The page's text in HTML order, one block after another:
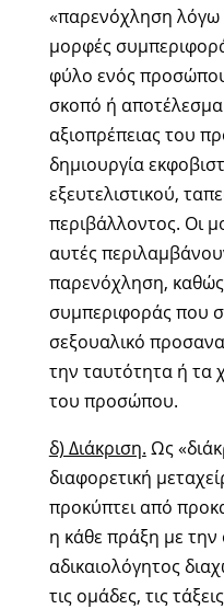
«παρενόχληση λόγω
μορφές
φύλο ενός
σκοπό ή
αξιοπρέπειας του
δημιουργία
εξευτελιστικού,
περιβάλλοντος. Οι
αυτές
παρενόχληση,
συμπεριφοράς που
σεξουαλικό
την ταυτότητα ή τα
του προσώπου.
δ) Διάκριση. Ως
διαφορετική
προκύπτει από
η κάθε πράξη με την
αδικαιολόγητος
τις ομάδες, τις